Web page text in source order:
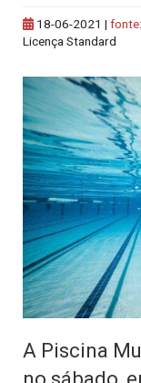
18-06-2021 | fonte:
Licença Standard
A Piscina